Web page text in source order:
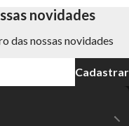
novidades
das nossas novidades
Cadastrar